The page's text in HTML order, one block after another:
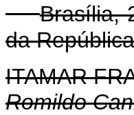
Brasília,
da
ITAMAR
Romildo